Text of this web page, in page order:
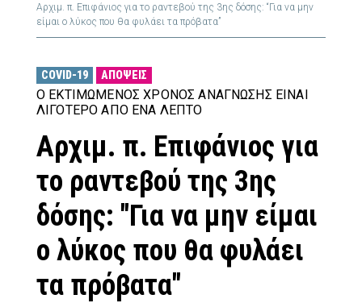
Αρχιμ. π. Επιφάνιος για το ραντεβού της 3ης δόσης: “Για να μην
είμαι ο λύκος που θα φυλάει τα πρόβατα”
COVID-19 ΑΠΌΨΕΙΣ
Ο ΕΚΤΙΜΏΜΕΝΟΣ ΧΡΌΝΟΣ ΑΝΆΓΝΩΣΗΣ ΕΊΝΑΙ
ΛΙΓΌΤΕΡΟ ΑΠΌ ΈΝΑ ΛΕΠΤΌ
Αρχιμ. π. Επιφάνιος για
το ραντεβού της 3ης
δόσης: "Για να μην είμαι
ο λύκος που θα φυλάει
τα πρόβατα"